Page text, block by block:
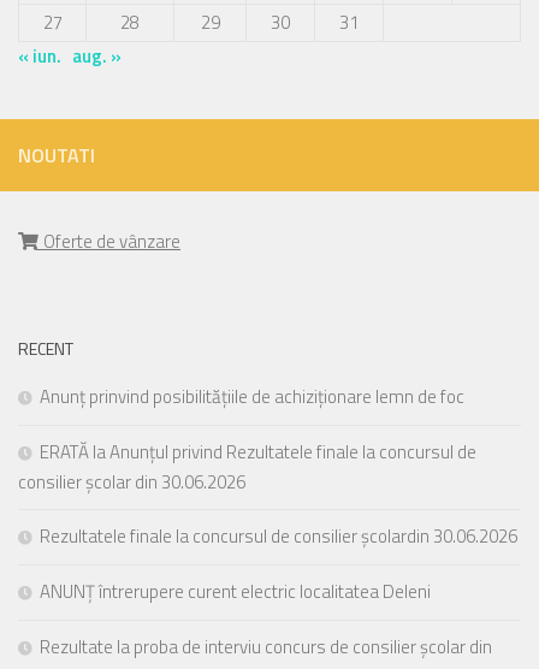
27
28 29 30
31
« iun. aug. »
NOUTATI
Oferte de vânzare
RECENT
Anunț prinvind posibilitățiile de achiziționare lemn de foc
ERATĂ la Anunțul privind Rezultatele finale la concursul de
consilier școlar din 30.06.2026
Rezultatele finale la concursul de consilier școlardin 30.06.2026
ANUNȚ întrerupere curent electric localitatea Deleni
Rezultate la proba de interviu concurs de consilier școlar din